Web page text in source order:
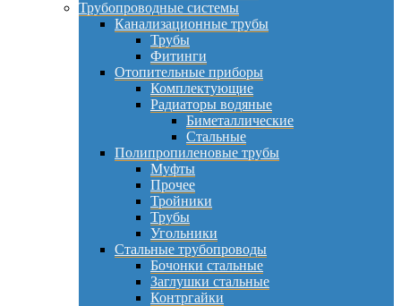
Трубопроводные системы
Канализационные трубы
Трубы
Фитинги
Отопительные приборы
Комплектующие
Радиаторы водяные
Биметаллические
Стальные
Полипропиленовые трубы
Муфты
Прочее
Тройники
Трубы
Угольники
Стальные трубопроводы
Бочонки стальные
Заглушки стальные
Контргайки